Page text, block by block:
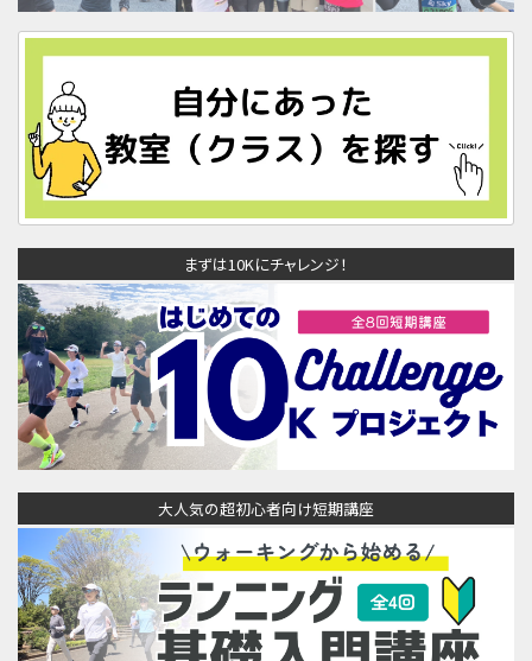
まずは10Kにチャレンジ！
大人気の超初心者向け短期講座